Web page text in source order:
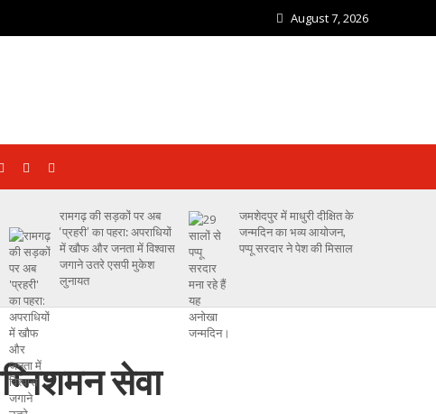
August 7, 2026
रामगढ़ की सड़कों पर अब
‘प्रहरी’ का पहरा: अपराधियों
में खौफ और जनता में विश्वास
जगाने उतरे एसपी मुकेश
लुनायत
जमशेदपुर में माधुरी दीक्षित के
जन्मदिन का भव्य आयोजन,
पप्पू सरदार ने पेश की मिसाल
सेवा